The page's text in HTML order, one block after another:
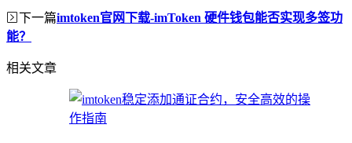
下一篇imtoken官网下载-imToken 硬件钱包能否实现多签功
能？
相关文章